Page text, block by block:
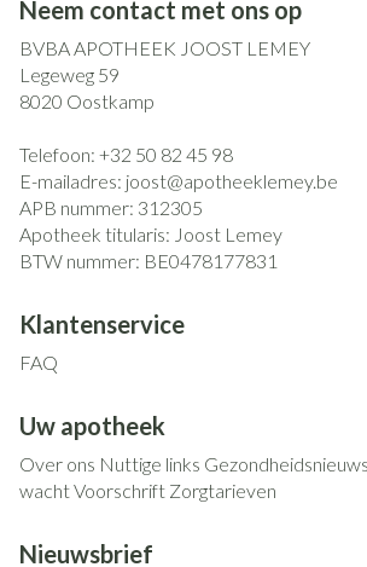
Neem contact met ons op
BVBA APOTHEEK JOOST LEMEY
Legeweg 59
8020 Oostkamp
Telefoon: +32 50 82 45 98
E-mailadres: joost@apotheeklemey.be
APB nummer: 312305
Apotheek titularis: Joost Lemey
BTW nummer: BE0478177831
Klantenservice
FAQ
Uw apotheek
Over ons Nuttige links Gezondheidsnieuws
wachtVoorschrift Zorgtarieven
Nieuwsbrief